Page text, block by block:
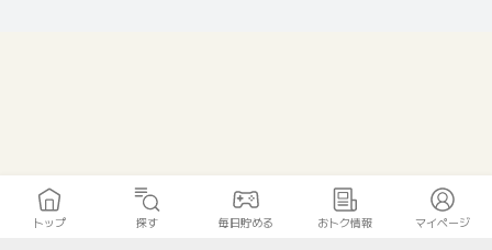
トップ 探す 毎日貯める おトク情報 マイページ